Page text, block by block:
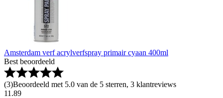
Amsterdam verf acrylverfspray primair cyaan 400ml
Best beoordeeld
(3)Beoordeeld met 5.0 van de 5 sterren, 3 klantreviews
11 .89